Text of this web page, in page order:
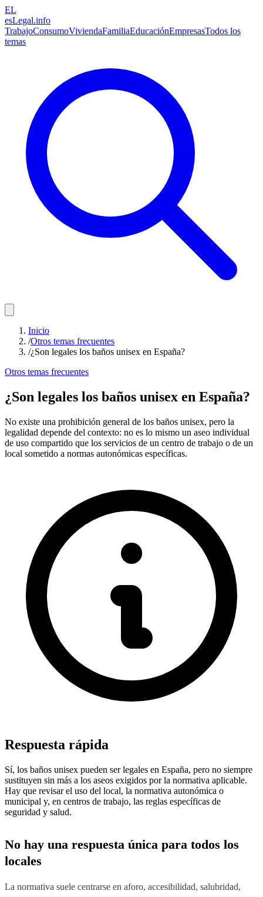
EL
esLegal.info
TrabajoConsumoViviendaFamiliaEducaciónEmpresasTodos los
temas
Inicio
/Otros temas frecuentes
/¿Son legales los baños unisex en España?
Otros temas frecuentes
¿Son legales los baños unisex en España?
No existe una prohibición general de los baños unisex, pero la
legalidad depende del contexto: no es lo mismo un aseo individual
de uso compartido que los servicios de un centro de trabajo o de un
local sometido a normas autonómicas específicas.
Respuesta rápida
Sí, los baños unisex pueden ser legales en España, pero no siempre
sustituyen sin más a los aseos exigidos por la normativa aplicable.
Hay que revisar el uso del local, la normativa autonómica o
municipal y, en centros de trabajo, las reglas específicas de
seguridad y salud.
No hay una respuesta única para todos los
locales
La normativa suele centrarse en aforo, accesibilidad, salubridad,